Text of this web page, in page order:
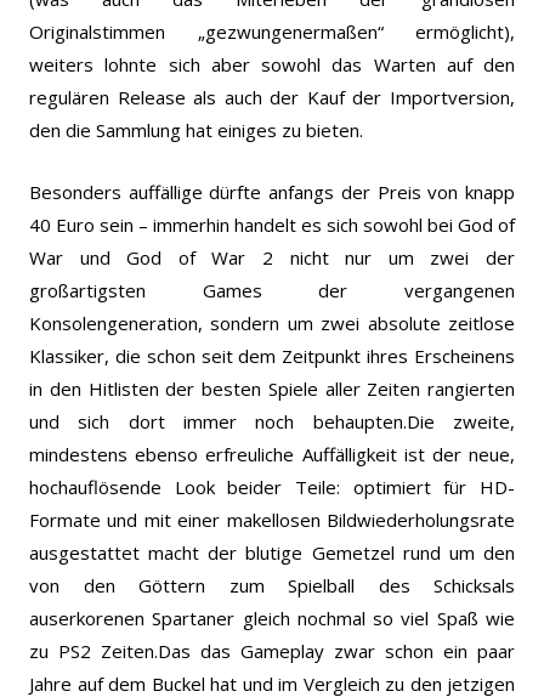
Originalstimmen „gezwungenermaßen“ ermöglicht),
weiters lohnte sich aber sowohl das Warten auf den
regulären Release als auch der Kauf der Importversion,
den die Sammlung hat einiges zu bieten.
Besonders auffällige dürfte anfangs der Preis von knapp
40 Euro sein – immerhin handelt es sich sowohl bei God of
War und God of War 2 nicht nur um zwei der
großartigsten Games der vergangenen
Konsolengeneration, sondern um zwei absolute zeitlose
Klassiker, die schon seit dem Zeitpunkt ihres Erscheinens
in den Hitlisten der besten Spiele aller Zeiten rangierten
und sich dort immer noch behaupten.Die zweite,
mindestens ebenso erfreuliche Auffälligkeit ist der neue,
hochauflösende Look beider Teile: optimiert für HD-
Formate und mit einer makellosen Bildwiederholungsrate
ausgestattet macht der blutige Gemetzel rund um den
von den Göttern zum Spielball des Schicksals
auserkorenen Spartaner gleich nochmal so viel Spaß wie
zu PS2 Zeiten.Das das Gameplay zwar schon ein paar
Jahre auf dem Buckel hat und im Vergleich zu den jetzigen